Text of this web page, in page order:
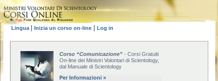
Lingua Inizia un corso on-line Log in
Corso “Comunicazione” - Corsi Gratuiti
On-line dei Ministri Volontari di Scientology,
dal Manuale di Scientology
Per Informazioni »